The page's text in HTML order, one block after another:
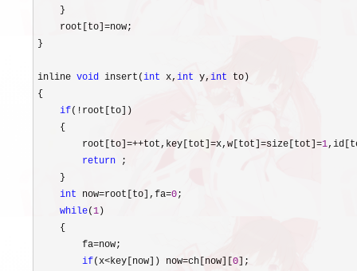
    }
    root[to]
=now;
}
inline void insert(int x, int y, int to)
{
if(! root[to])
    {
        root[to]
=++tot,key[tot]=x,w[tot]=size[tot]=1
return ;
    }
int now=root[to],fa=0;
while(1 )
    {
        fa
=now;
if(x<key[now]) now=ch[now][ 0 ];